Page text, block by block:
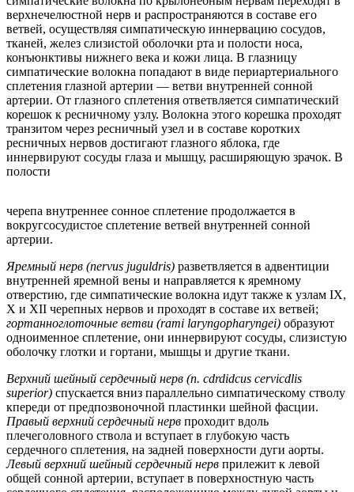
верхнечелюстной нерв и распространяются в составе его
ветвей, осуществляя симпатическую иннервацию сосудов,
тканей, желез слизистой оболочки рта и полости носа,
конъюнктивы нижнего века и кожи лица. В глазницу
симпатические волокна попадают в виде периартериального
сплетения глазной артерии — ветви внутренней сонной
артерии. От глазного сплетения ответвляется симпатический
корешок к ресничному узлу. Волокна этого корешка проходят
транзитом через ресничный узел и в составе коротких
ресничных нервов достигают глазного яблока, где
иннервируют сосуды глаза и мышцу, расширяющую зрачок. В
полости
черепа внутреннее сонное сплетение продолжается в
вокругсосудистое сплетение ветвей внутренней сонной
артерии.
Яремный нерв (nervus juguldris) разветвляется в адвентиции
внутренней яремной вены и направляется к яремному
отверстию, где симпатические волокна идут также к узлам IX,
X и XII черепных нервов и проходят в составе их ветвей;
гортанноглоточные ветви (rami laryngopharyngei) образуют
одноименное сплетение, они иннервируют сосуды, слизистую
оболочку глотки и гортани, мышцы и другие ткани.
Верхний шейный сердечный нерв (n. cdrdidcus cervicdlis
superior) спускается вниз параллельно симпатическому стволу
кпереди от предпозвоночной пластинки шейной фасции.
Правый верхний сердечный нерв проходит вдоль
плечеголовного ствола и вступает в глубокую часть
сердечного сплетения, на задней поверхности дуги аорты.
Левый верхний шейный сердечный нерв прилежит к левой
общей сонной артерии, вступает в поверхностную часть